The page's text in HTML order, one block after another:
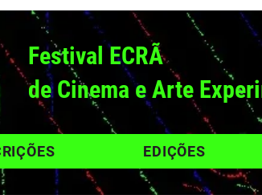
Festival ECRÃ
de Cinema e Arte
EDIÇÕES